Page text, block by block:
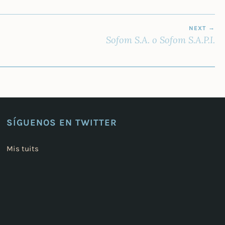
NEXT
Sofom S.A. o Sofom S.A.P.I.
SÍGUENOS EN TWITTER
Mis tuits